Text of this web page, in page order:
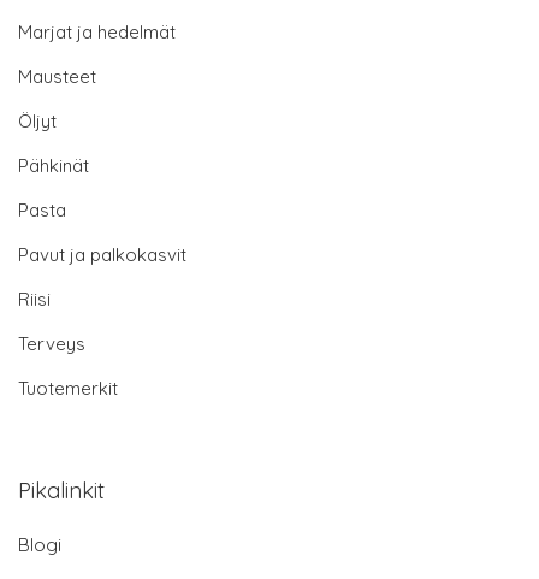
Marjat ja hedelmät
Mausteet
Öljyt
Pähkinät
Pasta
Pavut ja palkokasvit
Riisi
Terveys
Tuotemerkit
Pikalinkit
Blogi